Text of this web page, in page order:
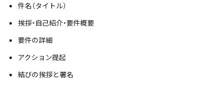
件名（タイトル）
挨拶・自己紹介・要件概要
要件の詳細
アクション提起
結びの挨拶と署名